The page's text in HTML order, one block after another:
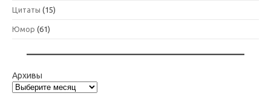
Цитаты (15)
Юмор (61)
Архивы